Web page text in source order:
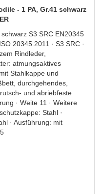
- 1 PA, Gr.41 schwarz
S3 SRC EN20345
20345:2011 · S3 SRC ·
Rindleder,
atmungsaktives
Stahlkappe und
durchgehendes,
und abriebfeste
· Weite 11 · Weitere
Stahl ·
· Ausführung: mit